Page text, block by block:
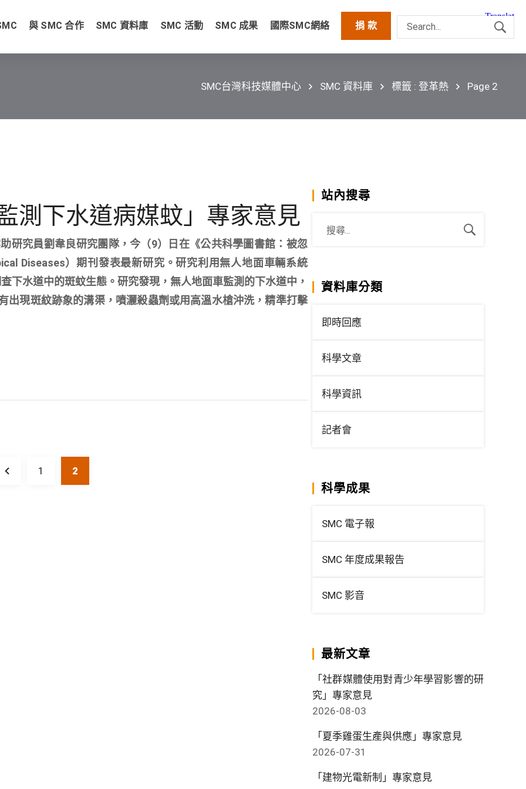
與 SMC 合作 SMC 資料庫 SMC 活動 SMC 成果 國際SMC網絡 捐 款
SMC台灣科技媒體中心 SMC 資料庫 標籤 : 登革熱 Page 2
測下水道病媒蚊」專家意見
研究員劉韋良研究團隊，今（9）日在《公共科學圖書館：被忽
Diseases）期刊發表最新研究。研究利用無人地面車輛系統
下水道中的斑蚊生態。研究發現，無人地面車監測的下水道中，
出現斑紋跡象的溝渠，噴灑殺蟲劑或用高溫水槍沖洗，精準打擊
1 2
站內搜尋
資料庫分類
即時回應
科學文章
科學資訊
記者會
科學成果
SMC 電子報
SMC 年度成果報告
SMC 影音
最新文章
「社群媒體使用對青少年學習影響的研
究」專家意見
2026-08-03
「夏季雞蛋生產與供應」專家意見
2026-07-31
「建物光電新制」專家意見